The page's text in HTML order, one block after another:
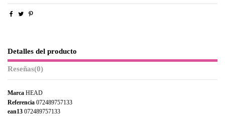
Detalles del producto
Reseñas(0)
Marca HEAD
Referencia 072489757133
ean13 072489757133